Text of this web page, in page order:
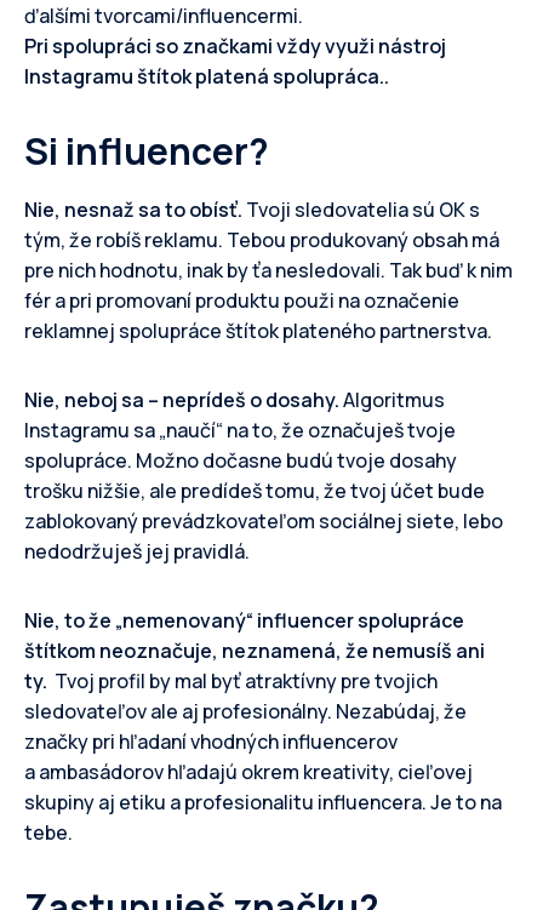
ďalšími tvorcami/influencermi.
Pri spolupráci so značkami vždy využi nástroj
Instagramu štítok platená spolupráca..
Si influencer?
Nie, nesnaž sa to obísť. Tvoji sledovatelia sú OK s
tým, že robíš reklamu. Tebou produkovaný obsah má
pre nich hodnotu, inak by ťa nesledovali. Tak buď k nim
fér a pri promovaní produktu použi na označenie
reklamnej spolupráce štítok plateného partnerstva.
Nie, neboj sa – neprídeš o dosahy.Algoritmus
Instagramu sa „naučí“ na to, že označuješ tvoje
spolupráce. Možno dočasne budú tvoje dosahy
trošku nižšie, ale predídeš tomu, že tvoj účet bude
zablokovaný prevádzkovateľom sociálnej siete, lebo
nedodržuješ jej pravidlá.
Nie, to že „nemenovaný“ influencer spolupráce
štítkom neoznačuje, neznamená, že nemusíš ani
ty. Tvoj profil by mal byť atraktívny pre tvojich
sledovateľov ale aj profesionálny. Nezabúdaj, že
značky pri hľadaní vhodných influencerov
a ambasádorov hľadajú okrem kreativity, cieľovej
skupiny aj etiku a profesionalitu influencera. Je to na
tebe.